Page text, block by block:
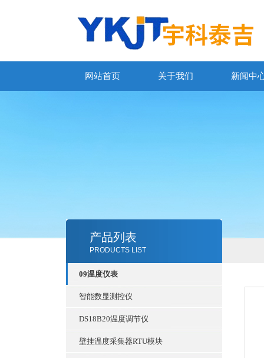
网站首页 关于我们 新闻中
产品列表
PRODUCTS LIST
09温度仪表
智能数显测控仪
DS18B20温度调节仪
壁挂温度采集器RTU模块